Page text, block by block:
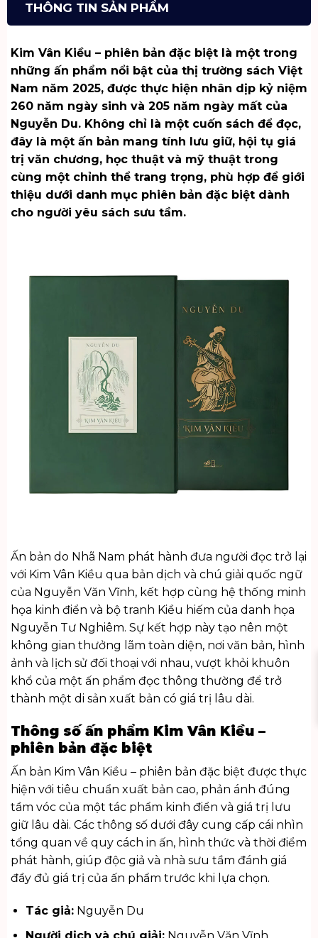
THÔNG TIN SẢN PHẨM
Kim Vân Kiều – phiên bản đặc biệt là một trong
những ấn phẩm nổi bật của thị trường sách Việt
Nam năm 2025, được thực hiện nhân dịp kỷ niệm
260 năm ngày sinh và 205 năm ngày mất của
Nguyễn Du. Không chỉ là một cuốn sách để đọc,
đây là một ấn bản mang tính lưu giữ, hội tụ giá
trị văn chương, học thuật và mỹ thuật trong
cùng một chỉnh thể trang trọng, phù hợp để giới
thiệu dưới danh mục phiên bản đặc biệtdành
cho người yêu sách sưu tầm.
Ấn bản do Nhã Nam phát hành đưa người đọc trở lại
với Kim Vân Kiều qua bản dịch và chú giải quốc ngữ
của Nguyễn Văn Vĩnh, kết hợp cùng hệ thống minh
họa kinh điển và bộ tranh Kiều hiếm của danh họa
Nguyễn Tư Nghiêm. Sự kết hợp này tạo nên một
không gian thưởng lãm toàn diện, nơi văn bản, hình
ảnh và lịch sử đối thoại với nhau, vượt khỏi khuôn
khổ của một ấn phẩm đọc thông thường để trở
thành một di sản xuất bản có giá trị lâu dài.
Thông số ấn phẩm Kim Vân Kiều –
phiên bản đặc biệt
Ấn bản Kim Vân Kiều – phiên bản đặc biệt được thực
hiện với tiêu chuẩn xuất bản cao, phản ánh đúng
tầm vóc của một tác phẩm kinh điển và giá trị lưu
giữ lâu dài. Các thông số dưới đây cung cấp cái nhìn
tổng quan về quy cách in ấn, hình thức và thời điểm
phát hành, giúp độc giả và nhà sưu tầm đánh giá
đầy đủ giá trị của ấn phẩm trước khi lựa chọn.
Tác giả:Nguyễn Du
Người dịch và chú giải:Nguyễn Văn Vĩnh